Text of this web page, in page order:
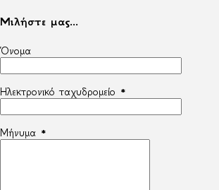
Μιλήστε μας...
Όνομα
Ηλεκτρονικό ταχυδρομείο *
Μήνυμα *